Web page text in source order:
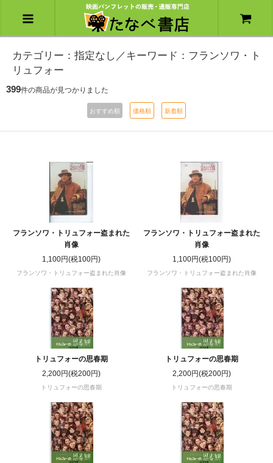
カテゴリー：指定なし／キーワード：フランソワ・ト
リュフォー
399件の商品が見つかりました
おすすめ順 価格順 新着順
フランソワ・トリュフォー盗まれた
肖像
1,100円(税100円)
フランソワ・トリュフォー盗まれた肖像
フランソワ・トリュフォー盗まれた
肖像
1,100円(税100円)
フランソワ・トリュフォー盗まれた肖像
トリュフォーの思春期
2,200円(税200円)
トリュフォーの思春期
トリュフォーの思春期
2,200円(税200円)
トリュフォーの思春期